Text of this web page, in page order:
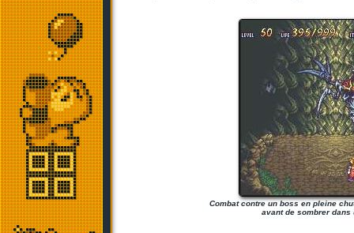
Combat contre un boss en pleine
avant de sombrer dans